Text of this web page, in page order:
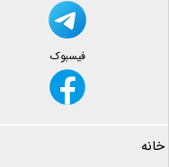
فیسبوک
خانه